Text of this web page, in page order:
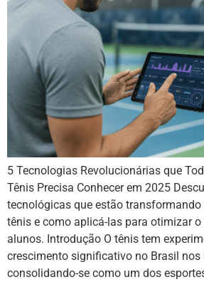
5 Tecnologias Revolucionárias que
Tênis Precisa Conhecer em 2025
tecnológicas que estão
tênis e como aplicá-las para otimizar o
alunos. Introdução O tênis tem
crescimento significativo no Brasil
consolidando-se como um dos